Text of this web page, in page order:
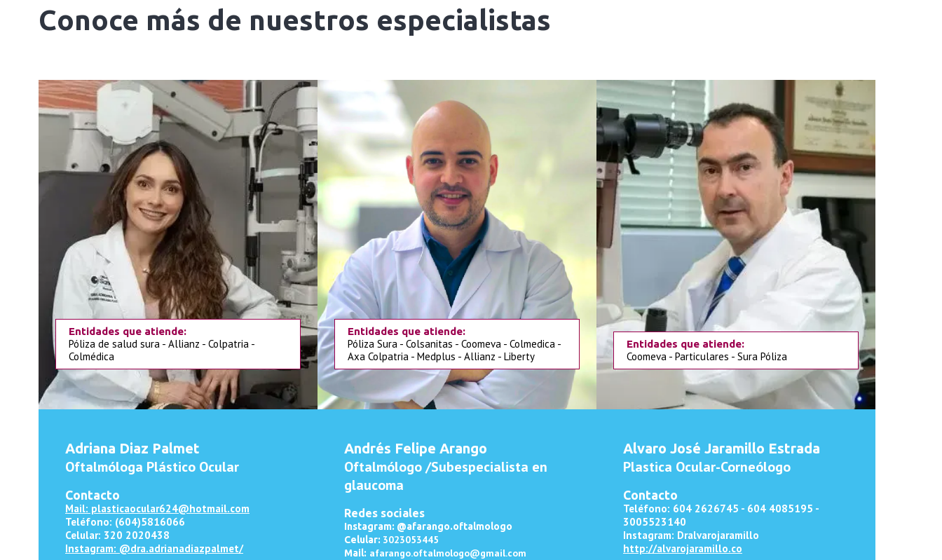
Conoce más de nuestros especialistas
Entidades que atiende:
Póliza de salud sura - Allianz - Colpatria -
Colmédica
Adriana Diaz Palmet
Oftalmóloga Plástico Ocular
Contacto
Mail: plasticaocular624@hotmail.com
Teléfono: (604)5816066
Celular: 320 2020438
Instagram: @dra.adrianadiazpalmet/
Entidades que atiende:
Póliza Sura - Colsanitas - Coomeva - Colmedica -
Axa Colpatria - Medplus - Allianz - Liberty
Andrés Felipe Arango
Oftalmólogo /Subespecialista en
glaucoma
Redes sociales
Instagram: @afarango.oftalmologo
Celular: 3023053445
Mail: afarango.oftalmologo@gmail.com
Entidades que atiende:
Coomeva - Particulares - Sura Póliza
Alvaro José Jaramillo Estrada
Plastica Ocular-Corneólogo
Contacto
Teléfono: 604 2626745 - 604 4085195 -
3005523140
Instagram: Dralvarojaramillo
http://alvarojaramillo.co